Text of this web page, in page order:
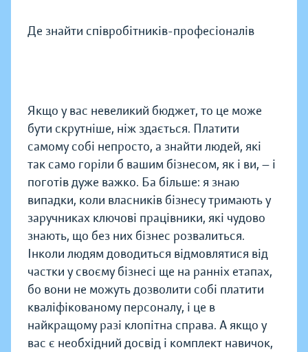
Де знайти співробітників-професіоналів
Якщо у вас невеликий бюджет, то це може
бути скрутніше, ніж здається. Платити
самому собі непросто, а знайти людей, які
так само горіли б вашим бізнесом, як і ви, — і
поготів дуже важко. Ба більше: я знаю
випадки, коли власників бізнесу тримають у
заручниках ключові працівники, які чудово
знають, що без них бізнес розвалиться.
Інколи людям доводиться відмовлятися від
частки у своєму бізнесі ще на ранніх етапах,
бо вони не можуть дозволити собі платити
кваліфікованому персоналу, і це в
найкращому разі клопітна справа. А якщо у
вас є необхідний досвід і комплект навичок,